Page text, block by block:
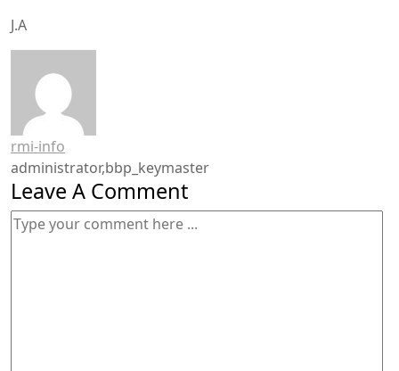
J.A
rmi-info
administrator,bbp_keymaster
Leave A Comment